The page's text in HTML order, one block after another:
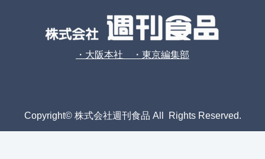
・大阪本社 ・東京編集部
Copyright© 株式会社週刊食品 All Rights Reserved.